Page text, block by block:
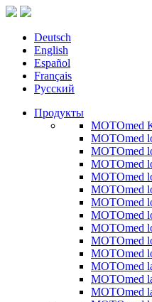
Deutsch
English
Español
Français
Русский
Продукты
MOTOmed
MOTOmed
MOTOmed
MOTOmed
MOTOmed
MOTOmed
MOTOmed
MOTOmed
MOTOmed
MOTOmed
MOTOmed
MOTOmed
MOTOmed
MOTOmed